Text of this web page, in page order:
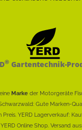
®Gartentechnik-
Marke der Motorgeräte
Gute Marken-
Preis. YERD Lagerverkauf:
Online Shop. Versand